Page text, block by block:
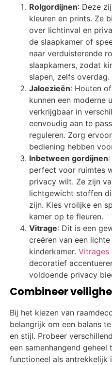
Rolgordijnen: Deze
kleuren en prints. Ze
over lichtinval en
de slaapkamer of
naar verduisterende
slaapkamers, zodat
slapen, zelfs overdag.
Jaloezieën: Houten of
kunnen een moderne
verkrijgbaar in
eenvoudig aan te
reguleren. Zorg
bediening hebben
Inbetween gordijnen
perfect voor ruimtes
privacy wilt. Ze zijn
lichtgewicht stoffen
zijn. Kies vrolijke en
kamer op te fleuren.
Vitrage: Dit is een
creëren van een
kinderkamer. Vitrages
decoratief
voldoende privacy
Combineer
Bij het kiezen van
belangrijk om een balans
en stijl. Probeer
een samenhangend
functioneel als antrekkelijk